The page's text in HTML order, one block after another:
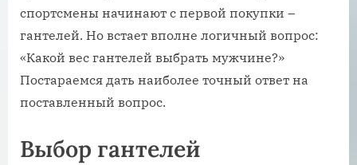
спортсмены начинают с первой покупки –
гантелей. Но встает вполне логичный вопрос:
«Какой вес гантелей выбрать мужчине?»
Постараемся дать наиболее точный ответ на
поставленный вопрос.
Выбор гантелей